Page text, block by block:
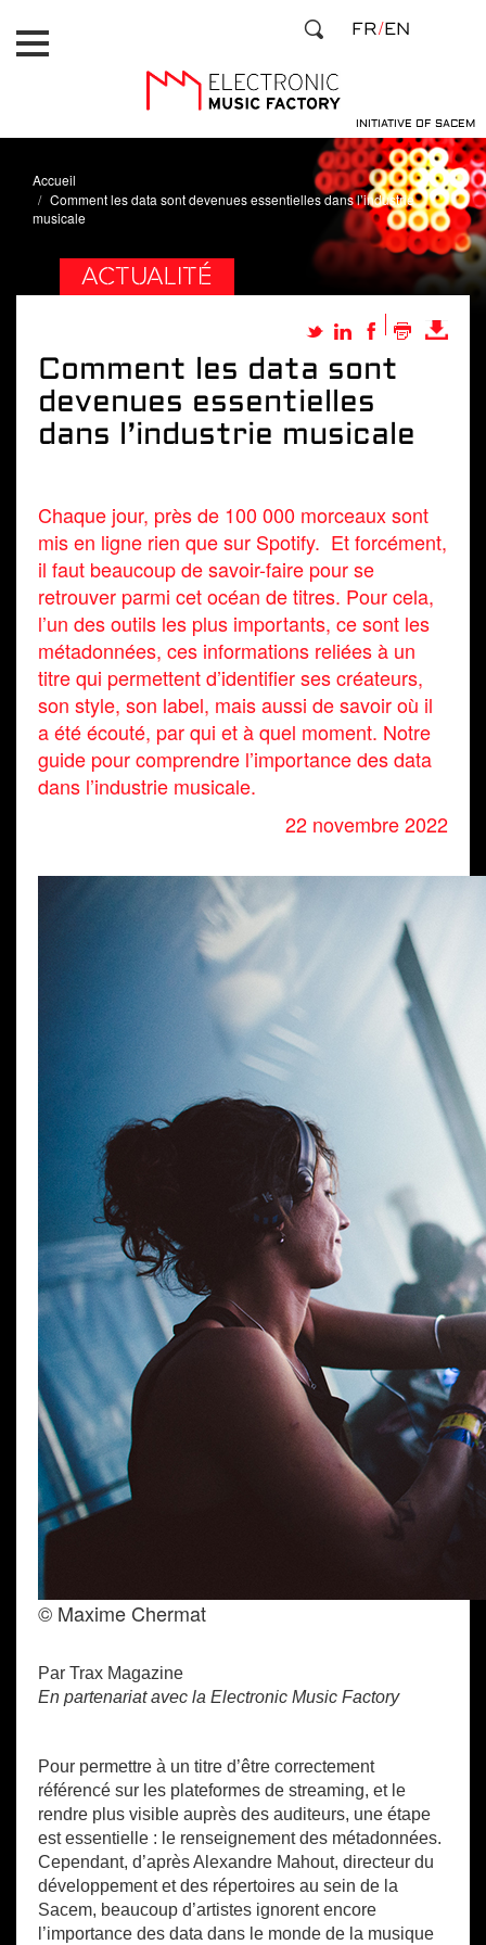
au
contenu
INITIATIVE OF SACEM
FR EN
Accueil
Comment les data sont devenues essentielles dans l’industrie
musicale
ACTUALITÉ
Comment les data sont
devenues essentielles
dans l’industrie musicale
Chaque jour, près de 100 000 morceaux sont
mis en ligne rien que sur Spotify. Et forcément,
il faut beaucoup de savoir-faire pour se
retrouver parmi cet océan de titres. Pour cela,
l’un des outils les plus importants, ce sont les
métadonnées, ces informations reliées à un
titre qui permettent d’identifier ses créateurs,
son style, son label, mais aussi de savoir où il
a été écouté, par qui et à quel moment. Notre
guide pour comprendre l’importance des data
dans l’industrie musicale.
22 novembre 2022
© Maxime Chermat
Par Trax Magazine
En partenariat avec la Electronic Music Factory
Pour permettre à un titre d’être correctement
référencé sur les plateformes de streaming, et le
rendre plus visible auprès des auditeurs, une étape
est essentielle : le renseignement des métadonnées.
Cependant, d’après Alexandre Mahout, directeur du
développement et des répertoires au sein de la
Sacem, beaucoup d’artistes ignorent encore
l’importance des data dans le monde de la musique